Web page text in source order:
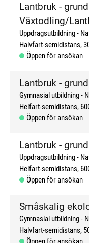
Lantbruk -
Växtodling/
Uppdragsutbildning
Halvfart-semidistans
Öppen för ansökan
Lantbruk -
Gymnasial utbildning
Helfart-semidistans
Öppen för ansökan
Lantbruk -
Uppdragsutbildning
Helfart-semidistans
Öppen för ansökan
Småskalig
Gymnasial utbildning
Halvfart-semidistans